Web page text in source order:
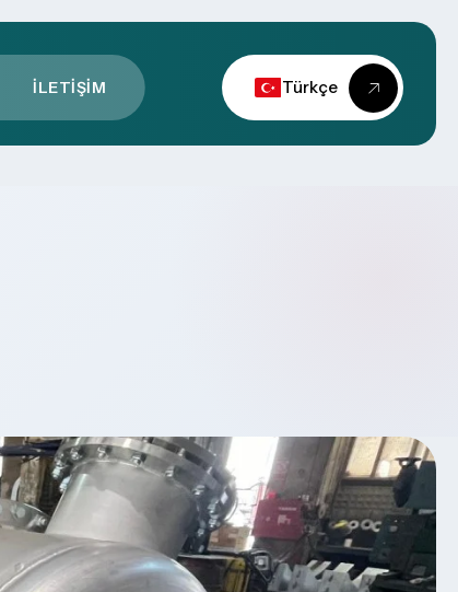
İLETIŞIM Türkçe